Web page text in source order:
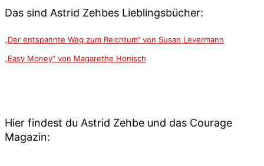
Das sind Astrid Zehbes Lieblingsbücher:
„Der entspannte Weg zum Reichtum“ von Susan Levermann
„Easy Money“ von Magarethe Honisch
Hier findest du Astrid Zehbe und das Courage
Magazin: